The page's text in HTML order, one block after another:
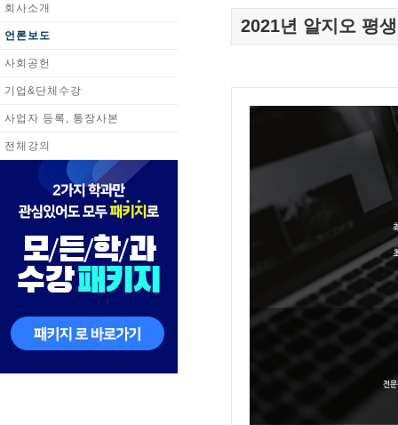
회사소개
언론보도
사회공헌
기업&단체수강
사업자 등록, 통장사본
전체강의
2021년 알지오 평